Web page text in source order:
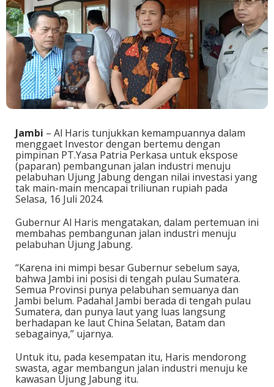
Jambi – Al Haris tunjukkan kemampuannya dalam
menggaet Investor dengan bertemu dengan
pimpinan PT.Yasa Patria Perkasa untuk ekspose
(paparan) pembangunan jalan industri menuju
pelabuhan Ujung Jabung dengan nilai investasi yang
tak main-main mencapai triliunan rupiah pada
Selasa, 16 Juli 2024.
Gubernur Al Haris mengatakan, dalam pertemuan ini
membahas pembangunan jalan industri menuju
pelabuhan Ujung Jabung.
“Karena ini mimpi besar Gubernur sebelum saya,
bahwa Jambi ini posisi di tengah pulau Sumatera.
Semua Provinsi punya pelabuhan semuanya dan
Jambi belum. Padahal Jambi berada di tengah pulau
Sumatera, dan punya laut yang luas langsung
berhadapan ke laut China Selatan, Batam dan
sebagainya,” ujarnya.
Untuk itu, pada kesempatan itu, Haris mendorong
swasta, agar membangun jalan industri menuju ke
kawasan Ujung Jabung itu.